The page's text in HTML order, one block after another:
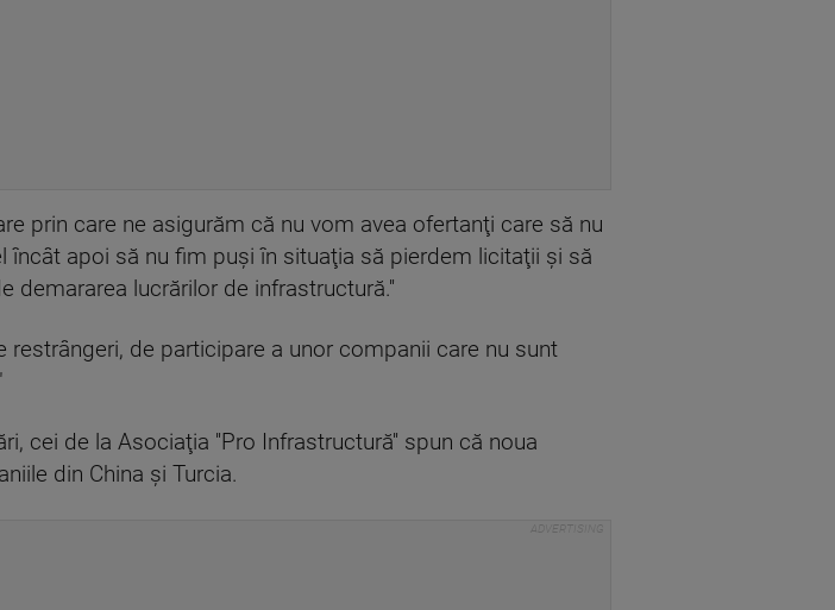
prin care ne asigurăm că nu vom avea ofertanţi care să nu
apoi să nu fim puşi în situaţia să pierdem licitaţii şi să
demararea lucrărilor de infrastructură.''
restrângeri, de participare a unor companii care nu sunt
cei de la Asociaţia ''Pro Infrastructură'' spun că noua
din China şi Turcia.